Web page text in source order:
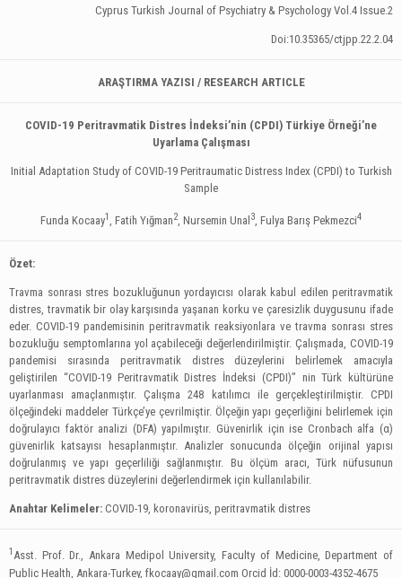
Cyprus Turkish Journal of Psychiatry & Psychology Vol.4 Issue.2
Doi:10.35365/ctjpp.22.2.04
ARAŞTIRMA YAZISI / RESEARCH ARTICLE
COVID-19 Peritravmatik Distres İndeksi’nin (CPDI) Türkiye Örneği’ne
Uyarlama Çalışması
Initial Adaptation Study of COVID-19 Peritraumatic Distress Index (CPDI) to Turkish
Sample
Funda Kocaay1, Fatih Yığman2, Nursemin Unal 3, Fulya Barış Pekmezci4
Özet:
Travma sonrası stres bozukluğunun yordayıcısı olarak kabul edilen peritravmatik
distres, travmatik bir olay karşısında yaşanan korku ve çaresizlik duygusunu ifade
eder. COVID-19 pandemisinin peritravmatik reaksiyonlara ve travma sonrası stres
bozukluğu semptomlarına yol açabileceği değerlendirilmiştir. Çalışmada, COVID-19
pandemisi sırasında peritravmatik distres düzeylerini belirlemek amacıyla
geliştirilen “COVID-19 Peritravmatik Distres İndeksi (CPDI)” nin Türk kültürüne
uyarlanması amaçlanmıştır. Çalışma 248 katılımcı ile gerçekleştirilmiştir. CPDI
ölçeğindeki maddeler Türkçe’ye çevrilmiştir. Ölçeğin yapı geçerliğini belirlemek için
doğrulayıcı faktör analizi (DFA) yapılmıştır. Güvenirlik için ise Cronbach alfa (α)
güvenirlik katsayısı hesaplanmıştır. Analizler sonucunda ölçeğin orijinal yapısı
doğrulanmış ve yapı geçerliliği sağlanmıştır. Bu ölçüm aracı, Türk nüfusunun
peritravmatik distres düzeylerini değerlendirmek için kullanılabilir.
Anahtar Kelimeler: COVID-19, koronavirüs, peritravmatik distres
1 Asst. Prof. Dr., Ankara Medipol University, Faculty of Medicine, Department of
Public Health, Ankara-Turkey, fkocaay@gmail.com Orcid İd: 0000-0003-4352-4675